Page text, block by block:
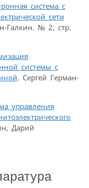
система с
сети
Галкин. № 2, стр.
системы с
. Сергей Герман-
управления
Дарий